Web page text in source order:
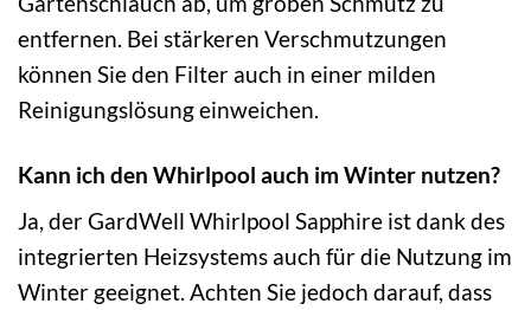
entfernen. Bei stärkeren Verschmutzungen
können Sie den Filter auch in einer milden
Reinigungslösung einweichen.
Kann ich den Whirlpool auch im Winter nutzen?
Ja, der GardWell Whirlpool Sapphire ist dank des
integrierten Heizsystems auch für die Nutzung im
Winter geeignet. Achten Sie jedoch darauf, dass